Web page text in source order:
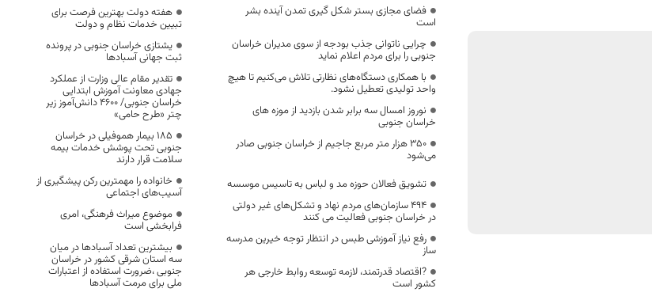
فضای مجازی بستر شکل گیری تمدن آینده بشر
است
چرایی ناتوانی جذب بودجه از سوی مدیران خراسان
جنوبی را برای مردم اعلام نماید
با همکاری دستگاه‌های نظارتی تلاش می‌کنیم تا هیچ
واحد تولیدی تعطیل نشود.
نوروز امسال سه برابر شدن بازدید از موزه های
خراسان جنوبی
۳۵۰ هزار متر مربع جاجیم از خراسان جنوبی صادر
می‌شود
تشویق فعالان حوزه مد و لباس به تاسیس موسسه
۴۹۴ سازمان‌های مردم نهاد و تشکل‌های غیر دولتی
در خراسان جنوبی فعالیت می کنند
رفع نیاز آموزشی طبس در انتظار توجه خیرین مدرسه
ساز
?اقتصاد قدرتمند، لازمه توسعه روابط خارجی هر
کشور است
هفته دولت بهترین فرصت برای
تبیین خدمات نظام و دولت
یشتازی خراسان جنوبی در پرونده
ثبت جهانی آسبادها
تقدیر مقام عالی وزارت از عملکرد
جهادی معاونت آموزش ابتدایی
خراسان جنوبی/ ۴۶۰۰ دانش‌آموز زیر
چتر «طرح حامی»
۱۸۵ بیمار هموفیلی در خراسان
جنوبی تحت پوشش خدمات بیمه
سلامت قرار دارند
خانواده را مهمترین رکن پیشگیری از
آسیب‌های اجتماعی
موضوع میراث فرهنگی، امری
فرابخشی است
بیشترین تعداد آسبادها در میان
سه استان شرقی کشور در خراسان
جنوبی ،ضرورت استفاده از اعتبارات
ملی برای مرمت آسبادها